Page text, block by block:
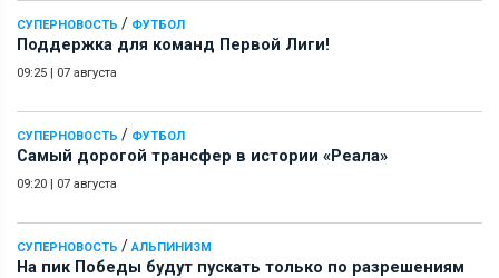
СУПЕРНОВОСТЬ / ФУТБОЛ
Поддержка для команд Первой Лиги!
09:25 | 07 августа
СУПЕРНОВОСТЬ / ФУТБОЛ
Самый дорогой трансфер в истории «Реала»
09:20 | 07 августа
СУПЕРНОВОСТЬ / АЛЬПИНИЗМ
На пик Победы будут пускать только по разрешениям